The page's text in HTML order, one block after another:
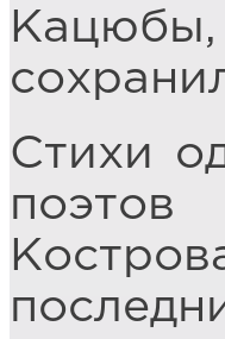
Стихи